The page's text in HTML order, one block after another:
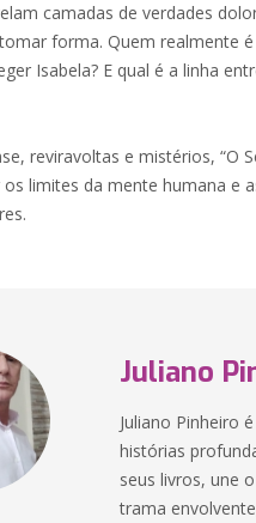
camadas de verdades
forma. Quem realmente é
Isabela? E qual é a linha
reviravoltas e mistérios, “O
limites da mente humana e
Juliano
Juliano Pinheiro
histórias
seus livros, une
trama